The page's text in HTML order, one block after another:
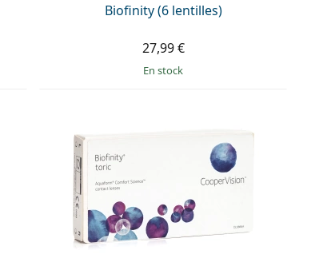
Biofinity (6 lentilles)
27,99 €
en stock